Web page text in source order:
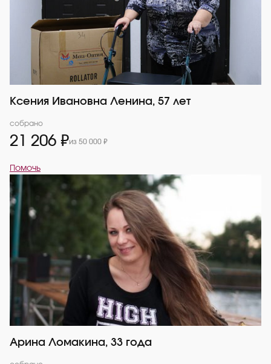
Ксения Ивановна Ленина, 57 лет
собрано
21 206 ₽из 50 000 ₽
Помочь
Арина Ломакина, 33 года